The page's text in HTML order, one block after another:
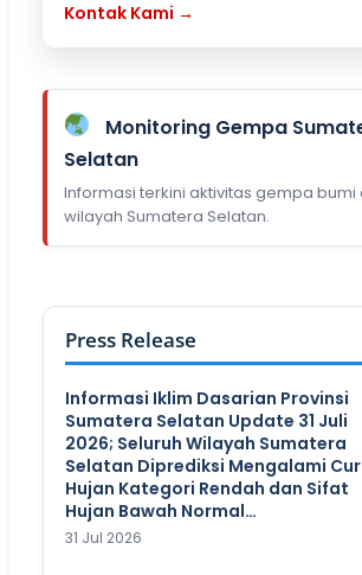
Kontak Kami →
Monitoring Gempa
Selatan
Informasi terkini aktivitas gempa bumi
wilayah Sumatera Selatan.
Press Release
Informasi Iklim Dasarian Provinsi
Sumatera Selatan Update 31 Juli
2026; Seluruh Wilayah Sumatera
Selatan Diprediksi Mengalami
Hujan Kategori Rendah dan Sifat
Hujan Bawah Normal…
31 Jul 2026